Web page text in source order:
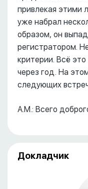
привлекая этими
уже набрал
образом, он
регистратором.
критерии. Всё
через год. На
следующих
А.М.: Всего
Докладчик